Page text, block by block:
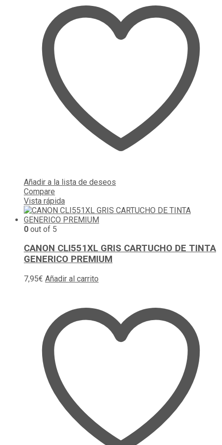
Añadir a la lista de deseos
Compare
Vista rápida
0 out of 5
CANON CLI551XL GRIS CARTUCHO DE TINTA
GENERICO PREMIUM
7,95€ Añadir al carrito